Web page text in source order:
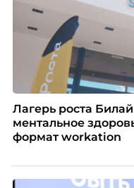
Лагерь роста
ментальное
формат workation